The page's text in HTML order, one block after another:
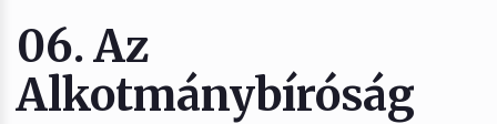
06. Az
Alkotmánybíróság